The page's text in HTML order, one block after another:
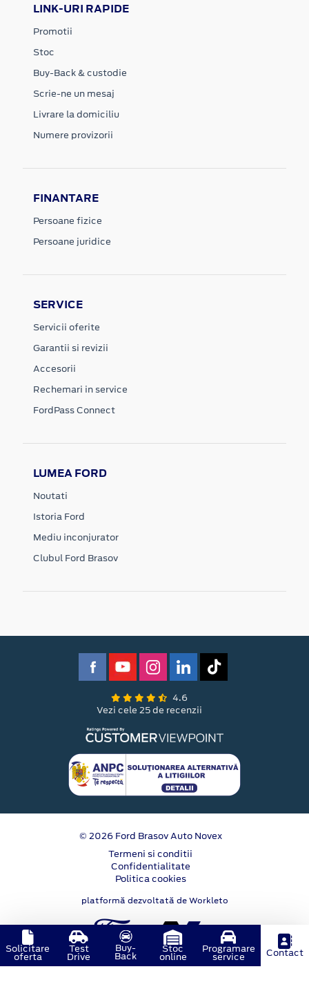
LINK-URI RAPIDE
Promotii
Stoc
Buy-Back & custodie
Scrie-ne un mesaj
Livrare la domiciliu
Numere provizorii
FINANTARE
Persoane fizice
Persoane juridice
SERVICE
Servicii oferite
Garantii si revizii
Accesorii
Rechemari in service
FordPass Connect
LUMEA FORD
Noutati
Istoria Ford
Mediu inconjurator
Clubul Ford Brasov
4.6
Vezi cele 25 de recenzii
© 2026 Ford Brasov Auto Novex
Termeni si conditii
Confidentialitate
Politica cookies
platformă dezvoltată de Workleto
Solicitare
oferta
Test
Drive
Buy-
Back
Stoc
online
Programare
service Contact